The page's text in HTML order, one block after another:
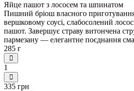
Яйце пашот з лососем та шпинатом
Пишний бріош власного
вершковому соусі, слабосолений
пашот. Завершує страву витончена
пармезану — елегантне поєднання
285 г
1
335 грн